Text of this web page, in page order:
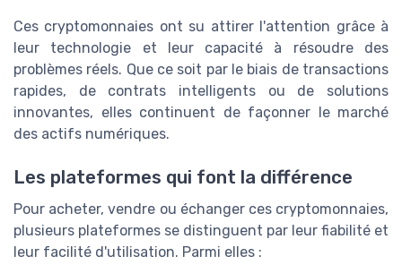
Ces cryptomonnaies ont su attirer l'attention grâce à
leur technologie et leur capacité à résoudre des
problèmes réels. Que ce soit par le biais de transactions
rapides, de contrats intelligents ou de solutions
innovantes, elles continuent de façonner le marché
des actifs numériques.
Les plateformes qui font la différence
Pour acheter, vendre ou échanger ces cryptomonnaies,
plusieurs plateformes se distinguent par leur fiabilité et
leur facilité d'utilisation. Parmi elles :